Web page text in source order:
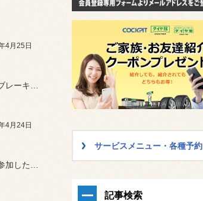
4月25日
4月24日
サービスメニュー・各種予約
記事検索